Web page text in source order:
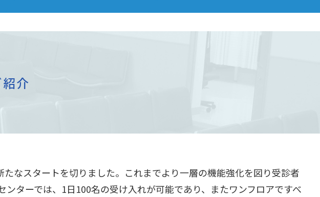
介
なスタートを切りました。これまでより一層の機能強化を図り受診者
ターでは、1日100名の受け入れが可能であり、またワンフロアですべ